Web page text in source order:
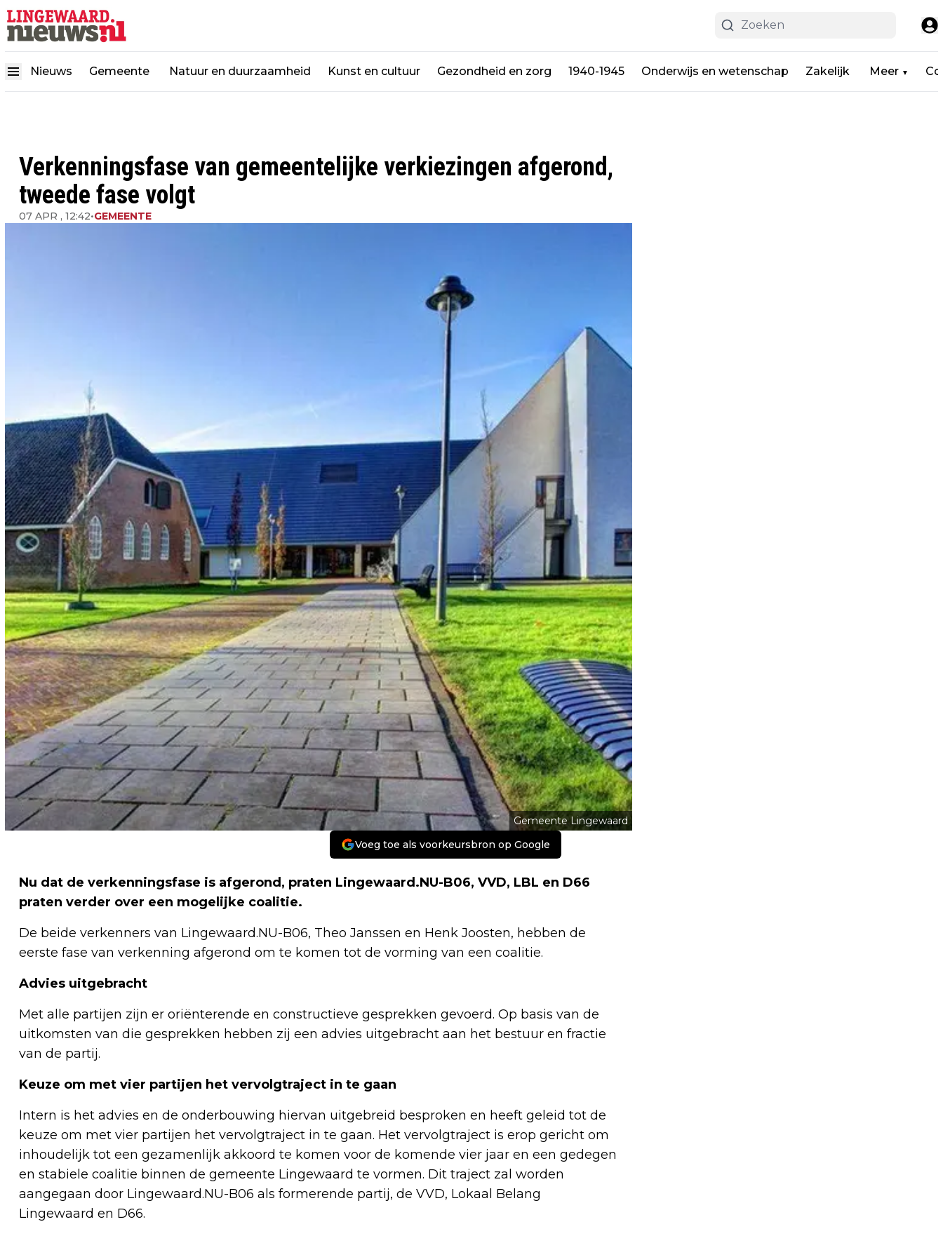
Nieuws Gemeente Natuur en duurzaamheid Kunst en cultuur Gezondheid en zorg 1940-1945 Onderwijs en wetenschap Zakelijk Meer ▼
Verkenningsfase van gemeentelijke verkiezingen afgerond,
tweede fase volgt
07 APR , 12:42•GEMEENTE
Gemeente Lingewaard
Voeg toe als voorkeursbron op Google
Nu dat de verkenningsfase is afgerond, praten Lingewaard.NU-B06, VVD, LBL en D66
praten verder over een mogelijke coalitie.
De beide verkenners van Lingewaard.NU-B06, Theo Janssen en Henk Joosten, hebben de
eerste fase van verkenning afgerond om te komen tot de vorming van een coalitie.
Advies uitgebracht
Met alle partijen zijn er oriënterende en constructieve gesprekken gevoerd. Op basis van de
uitkomsten van die gesprekken hebben zij een advies uitgebracht aan het bestuur en fractie
van de partij.
Keuze om met vier partijen het vervolgtraject in te gaan
Intern is het advies en de onderbouwing hiervan uitgebreid besproken en heeft geleid tot de
keuze om met vier partijen het vervolgtraject in te gaan. Het vervolgtraject is erop gericht om
inhoudelijk tot een gezamenlijk akkoord te komen voor de komende vier jaar en een gedegen
en stabiele coalitie binnen de gemeente Lingewaard te vormen. Dit traject zal worden
aangegaan door Lingewaard.NU-B06 als formerende partij, de VVD, Lokaal Belang
Lingewaard en D66.